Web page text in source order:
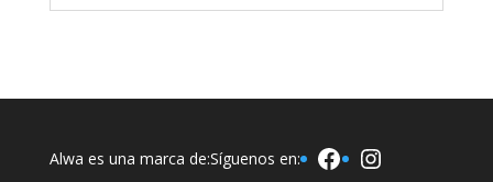
Alwa es una marca de:Síguenos en: Facebook
Instagram